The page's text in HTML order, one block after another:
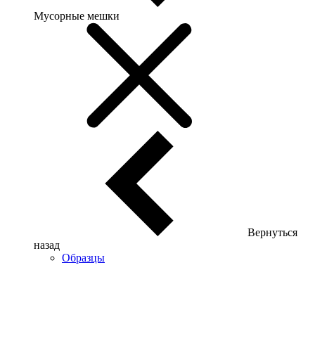
Мусорные мешки
Вернуться
назад
Образцы